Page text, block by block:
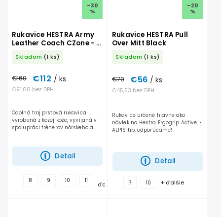
–30
%
Rukavice HESTRA Army
Leather Coach CZone - 3
Skladom (1 ks)
€91,06 bez DPH
€160 €112 / ks
Detail
Odolná troj prstová rukavica
vyrobená z kozej kože, vyvíjaná v
spolupráci trénerov nórskeho a
najmä pre...
8 9 10 11
ďalšie
–20
%
Rukavice HESTRA Pull
Over Mitt Black
Skladom (1 ks)
€45,53 bez DPH
€70 €56 / ks
Detail
Rukavice určené hlavne ako
návlek na Hestra Ergogrip Active. •
ALPIS tip, odporúčame!
7 10 + ďalšie